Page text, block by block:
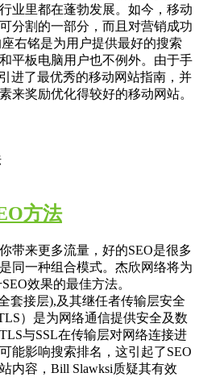
业里都在蓬勃发展。如今，移动
分割的一部分，而且对营销成功
右铭是为用户提供最好的搜索
平板电脑用户也不例外。由于手
进了最优秀的移动网站指南，并
来奖励优化得较好的移动网站。
方法
带来更多流量，好的SEO是很多
同一种组合模式。杰欣网络将为
效果的最佳方法。
全套接层),及其继任者传输层安全
TLS）是为网络通信提供安全及数
与SSL在传输层对网络连接进
能影响搜索排名，这引起了SEO
内容，Bill Slawksi质疑其有效